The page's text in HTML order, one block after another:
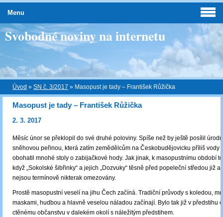
Svobodné noviny na internetu
Úvod » SN č. 3/2017 » Masopust je tady – František Růžička
Masopust je tady – František Růžička
2. 3. 2017
Měsíc únor se překlopil do své druhé poloviny. Spíše než by ještě posílil
sněhovou peřinou, která zatím zemědělcům na Českobudějovicku příliš vody
obohatil mnohé stoly o zabijačkové hody. Jak jinak, k masopustnímu období
když „Sokolské šibřinky“ a jejich „Dozvuky“ těsně před popeleční středou již
nejsou termínově nikterak omezovány.
Prostě masopustní veselí na jihu Čech začíná. Tradiční průvody s koledou,
maskami, hudbou a hlavně veselou náladou začínají. Bylo tak již v předstihu
ctěnému občanstvu v dalekém okolí s náležitým předstihem.
Menu